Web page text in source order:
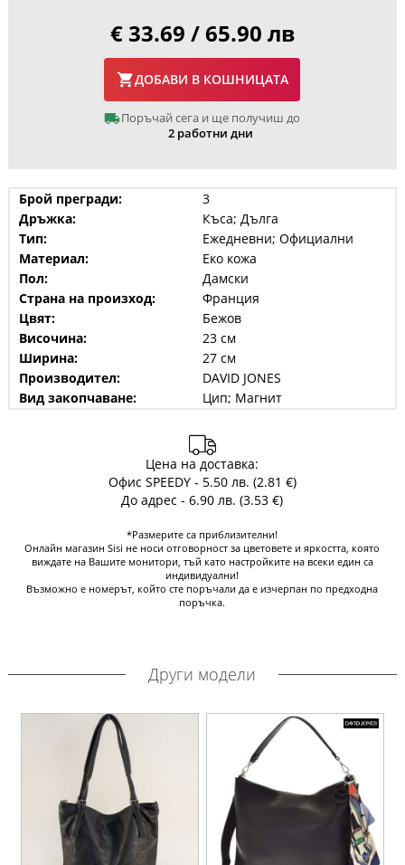
€ 33.69 / 65.90 лв
ДОБАВИ В КОШНИЦАТА
Поръчай сега и ще получиш до
2 работни дни
Брой прегради:
3
Дръжка:
Къса; Дълга
Тип:
Ежедневни; Официални
Материал:
Еко кожа
Пол:
Дамски
Страна на произход:
Франция
Цвят:
Бежов
Височина:
23 см
Ширина:
27 см
Производител:
DAVID JONES
Вид закопчаване:
Цип; Магнит
Цена на доставка:
Офис SPEEDY - 5.50 лв. (2.81 €)
До адрес - 6.90 лв. (3.53 €)
*Размерите са приблизителни!
Онлайн магазин Sisi не носи отговорност за цветовете и яркостта, която
виждате на Вашите монитори, тъй като настройките на всеки един са
индивидуални!
Възможно е номерът, който сте поръчали да е изчерпан по предходна
поръчка.
Други модели